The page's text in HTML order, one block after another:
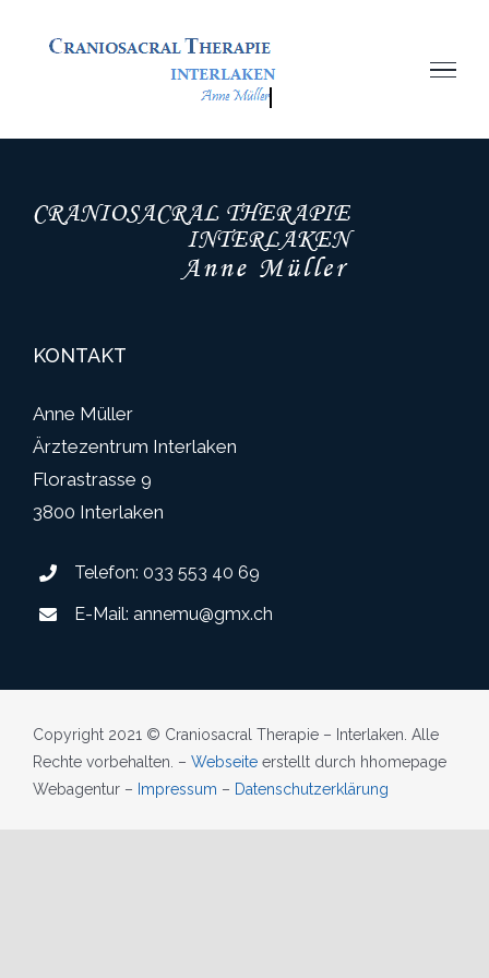
KONTAKT
Anne Müller
Ärztezentrum Interlaken
Florastrasse 9
3800 Interlaken
Telefon: 033 553 40 69
E-Mail: annemu@gmx.ch
Copyright 2021 © Craniosacral Therapie – Interlaken. Alle
Rechte vorbehalten. – Webseiteerstellt durch hhomepage
Webagentur – Impressum – Datenschutzerklärung